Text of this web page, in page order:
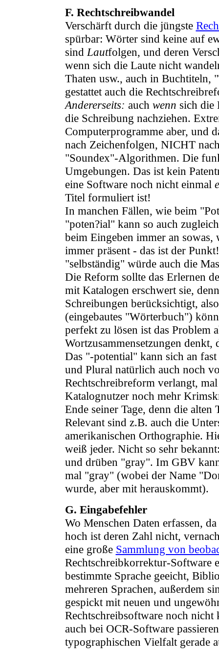
F. Rechtschreibwandel
Verschärft durch die jüngste
spürbar: Wörter sind keine auf
sindLautfolgen, und deren
wenn sich die Laute nicht
Thaten usw., auch in Buchtiteln,
gestattet auch die
Andererseits: auch wenn sich die
die Schreibung nachziehen.
Computerprogramme aber, und
nach Zeichenfolgen, NICHT
"Soundex"-Algorithmen. Die
Umgebungen. Das ist kein
eine Software noch nicht einmal
Titel formuliert ist!
In manchen Fällen, wie beim
"poten?ial" kann so auch
beim Eingeben immer an sowas,
immer präsent - das ist der
"selbständig" würde auch die
Die Reform sollte das Erlernen
mit Katalogen erschwert sie,
Schreibungen berücksichtigt,
(eingebautes "Wörterbuch")
perfekt zu lösen ist das Problem
Wortzusammensetzungen
Das "-potential" kann sich an
und Plural natürlich auch noch
Rechtschreibreform verlangt,
Katalognutzer noch mehr
Ende seiner Tage, denn die
Relevant sind z.B. auch die
amerikanischen Orthographie.
weiß jeder. Nicht so sehr
und drüben "gray". Im GBV
mal "gray" (wobei der Name
wurde, aber mit herauskommt).
G. Eingabefehler
Wo Menschen Daten erfassen,
hoch ist deren Zahl nicht,
eine große Sammlung von
Rechtschreibkorrektur-Software
bestimmte Sprache geeicht,
mehreren Sprachen, außerdem
gespickt mit neuen und
Rechtschreibsoftware noch
auch bei OCR-Software
typographischen Vielfalt gerade